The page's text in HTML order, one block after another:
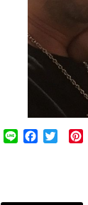
Line Facebook
Twitter